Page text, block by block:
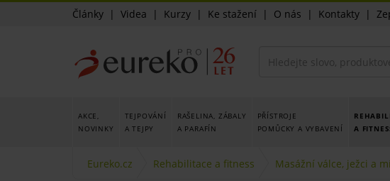
Články | Videa | Kurzy | Ke stažení | O nás | Kontakty |
AKCE,
NOVINKY
TEJPOVÁNÍ
A TEJPY
RAŠELINA, ZÁBALY
A PARAFÍN
PŘÍSTROJE
POMŮCKY A VYBAVENÍ
A
Eureko.cz Rehabilitace a fitness Masážní válce, ježci a